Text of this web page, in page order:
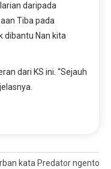
daripada
Tiba pada
dibantu Nan kita
dari KS ini. “Sejauh
kata Predator ngentot